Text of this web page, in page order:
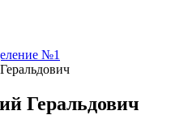
№1
Геральдович